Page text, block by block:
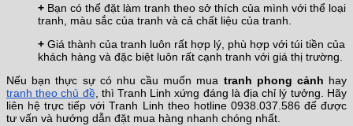
+ Bạn có thể đặt làm tranh theo sở thích của mình với thể loại
tranh, màu sắc của tranh và cả chất liệu của tranh.
+ Giá thành của tranh luôn rất hợp lý, phù hợp với túi tiền của
khách hàng và đặc biệt luôn rất cạnh tranh với giá thị trường.
Nếu bạn thực sự có nhu cầu muốn mua tranh phong cảnh hay
tranh theo chủ đề, thì Tranh Linh xứng đáng là địa chỉ lý tưởng. Hãy
liên hệ trực tiếp với Tranh Linh theo hotline 0938.037.586 để được
tư vấn và hướng dẫn đặt mua hàng nhanh chóng nhất.